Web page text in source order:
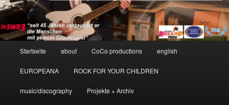
Startseite about CoCo productions english
EUROPEANA ROCK FOR YOUR CHILDREN
music/discography Projekte + Archiv